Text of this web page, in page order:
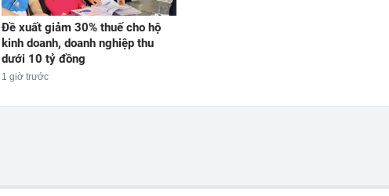
Đề xuất giảm 30% thuế cho hộ
kinh doanh, doanh nghiệp thu
dưới 10 tỷ đồng
1 giờ trước